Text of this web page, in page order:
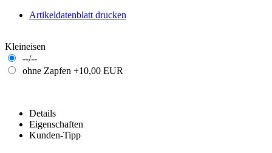
Artikeldatenblatt drucken
Kleineisen
--/--
ohne Zapfen +10,00 EUR
Details
Eigenschaften
Kunden-Tipp